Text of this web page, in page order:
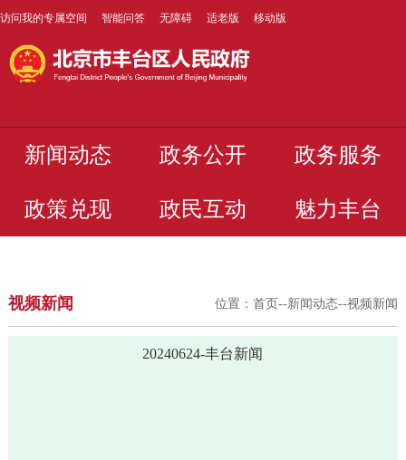
访问我的专属空间 智能问答 无障碍 适老版 移动版
新闻动态 政务公开 政务服务
政策兑现 政民互动 魅力丰台
视频新闻 位置：首页--新闻动态--视频新闻
20240624-丰台新闻